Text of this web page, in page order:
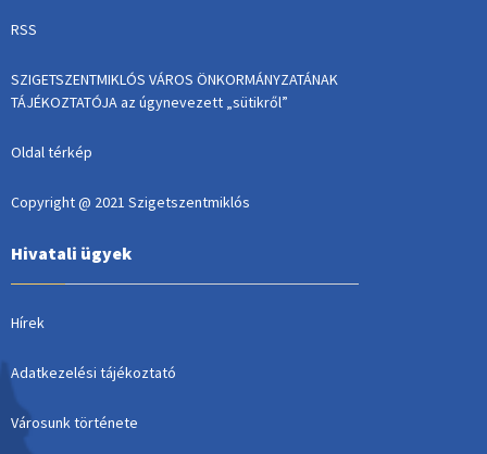
RSS
SZIGETSZENTMIKLÓS VÁROS ÖNKORMÁNYZATÁNAK
TÁJÉKOZTATÓJA az úgynevezett „sütikről”
Oldal térkép
Copyright @ 2021 Szigetszentmiklós
Hivatali ügyek
Hírek
Adatkezelési tájékoztató
Városunk története